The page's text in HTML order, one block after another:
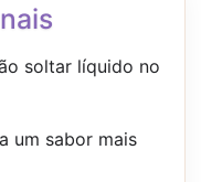
soltar líquido no
um sabor mais